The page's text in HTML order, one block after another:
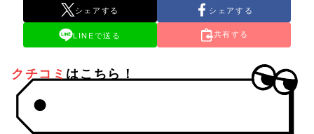
シェアする シェアする
LINEで送る 共有する
クチコミはこちら！